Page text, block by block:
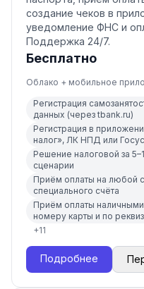
создание чеков в
уведомление ФНС и
Поддержка 24/7.
Бесплатно
Облако + мобильное
Регистрация
данных (через tbank.ru)
Регистрация в
налог», ЛК НПД или
Решение налоговой за
сценарии
Приём оплаты на любой
специального счёта
Приём оплаты
номеру карты и по
+11
Подробнее